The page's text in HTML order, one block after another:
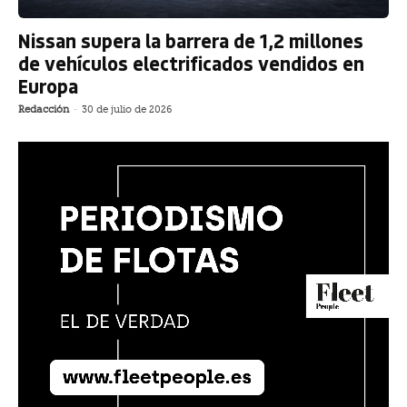
Nissan supera la barrera de 1,2 millones
de vehículos electrificados vendidos en
Europa
Redacción - 30 de julio de 2026